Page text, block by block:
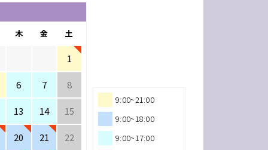
9:00~21:00
9:00~18:00
9:00~17:00
木 金 土
1
6 7 8
13 14 15
20 21 22